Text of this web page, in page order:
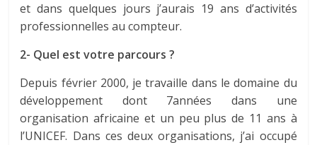
et dans quelques jours j’aurais 19 ans d’activités
professionnelles au compteur.
2- Quel est votre parcours ?
Depuis février 2000, je travaille dans le domaine du
développement dont 7années dans une
organisation africaine et un peu plus de 11 ans à
l’UNICEF. Dans ces deux organisations, j’ai occupé